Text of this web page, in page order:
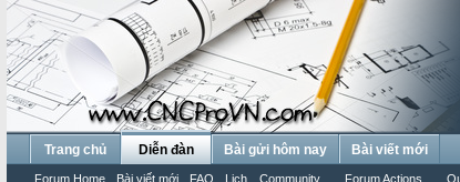
Trang chủ Diễn đàn
Forum Home Bài viết mới FAQ Lịch Community Forum Actions
Bài gửi hôm nay Bài viết mới